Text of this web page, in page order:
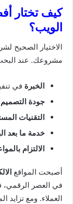
كيف تختار
الويب؟
الاختيار الصحيح
مشروعك. عند
الخبرة في
جودة التصميم
التقنيات
خدمة ما بعد
الالتزام
أصبحت المواقع
في العصر الرقمي،
العملاء. ومع